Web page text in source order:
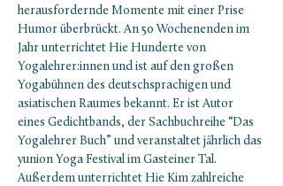
herausfordernde Momente mit einer Prise
Humor überbrückt. An 50 Wochenenden im
Jahr unterrichtet Hie Hunderte von
Yogalehrer:innen und ist auf den großen
Yogabühnen des deutschsprachigen und
asiatischen Raumes bekannt. Er ist Autor
eines Gedichtbands, der Sachbuchreihe “Das
Yogalehrer Buch” und veranstaltet jährlich das
yunion Yoga Festival im Gasteiner Tal.
Außerdem unterrichtet Hie Kim zahlreiche